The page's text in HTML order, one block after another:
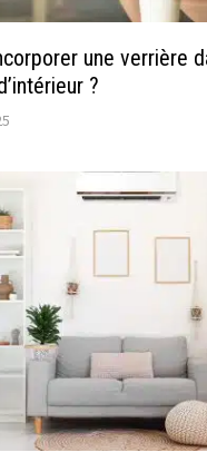
une verrière
?